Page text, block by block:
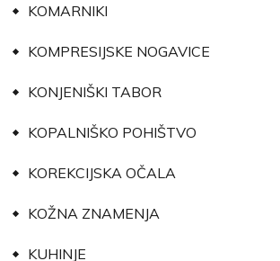
KOMARNIKI
KOMPRESIJSKE NOGAVICE
KONJENIŠKI TABOR
KOPALNIŠKO POHIŠTVO
KOREKCIJSKA OČALA
KOŽNA ZNAMENJA
KUHINJE